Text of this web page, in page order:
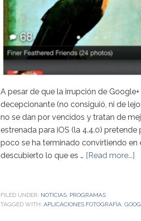
A pesar de que la irrupción de
decepcionante (no consiguió, ni de
no se dan por vencidos y tratan de
estrenada para iOS (la 4.4.0)
poco se ha terminado convirtiendo en
descubierto lo que es … [Read more...]
FILED UNDER: NOTICIAS, PROGRAMAS
TAGGED WITH: APLICACIONES FOTOGRAFÍA,